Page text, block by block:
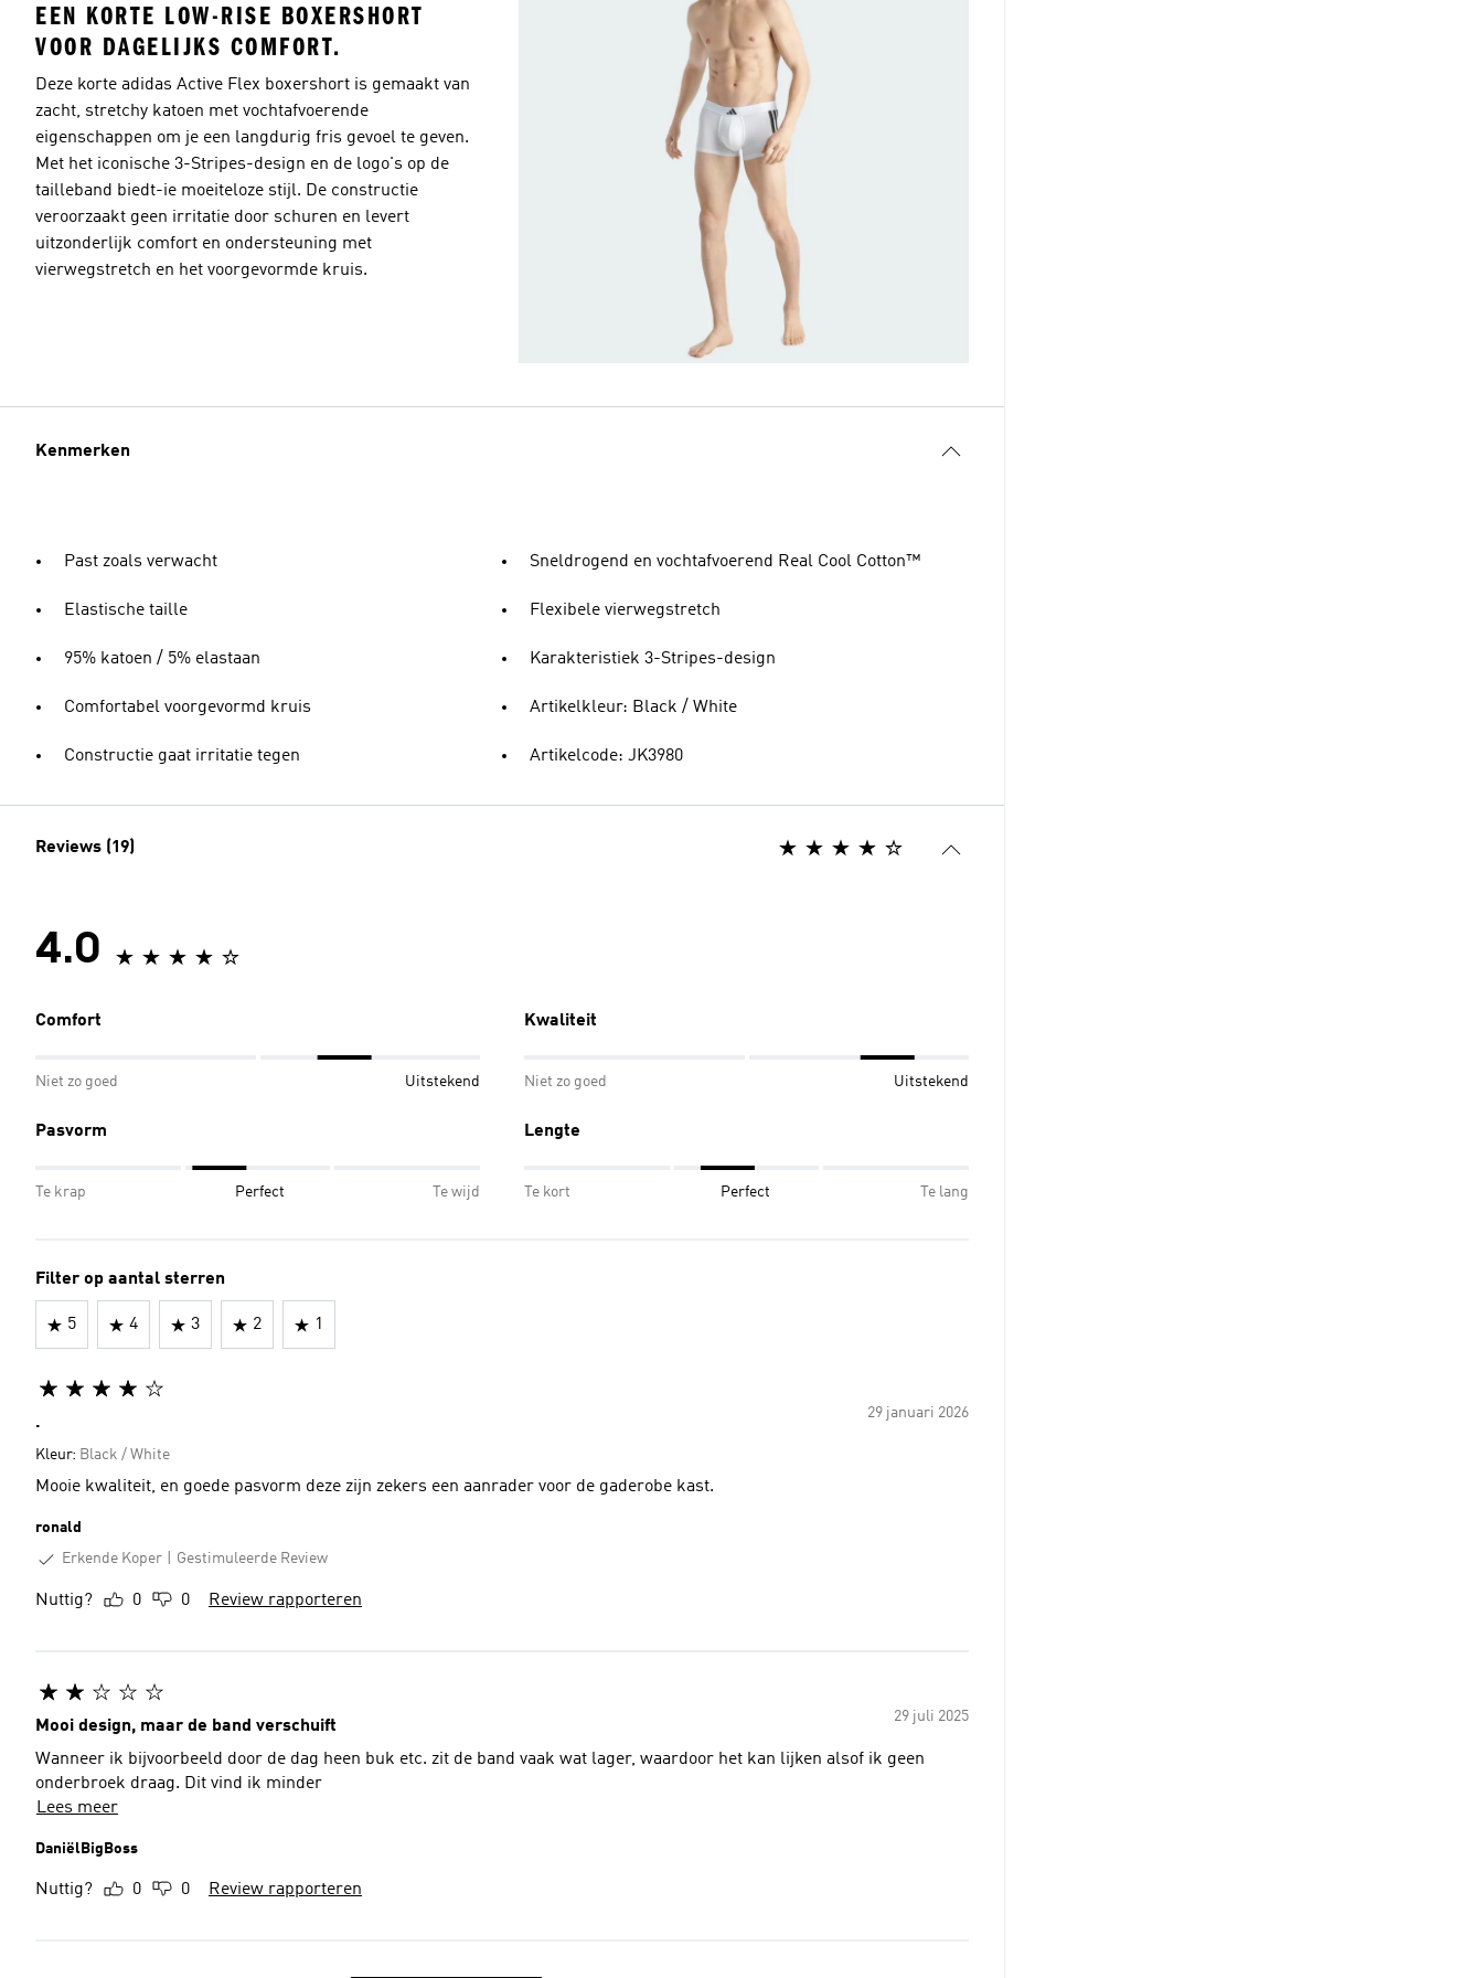
EEN KORTE LOW-RISE BOXERSHORT
VOOR DAGELIJKS COMFORT.
Deze korte adidas Active Flex boxershort is gemaakt van
zacht, stretchy katoen met vochtafvoerende
eigenschappen om je een langdurig fris gevoel te geven.
Met het iconische 3-Stripes-design en de logo's op de
tailleband biedt-ie moeiteloze stijl. De constructie
veroorzaakt geen irritatie door schuren en levert
uitzonderlijk comfort en ondersteuning met
vierwegstretch en het voorgevormde kruis.
Kenmerken
Past zoals verwacht
Elastische taille
95% katoen / 5% elastaan
Comfortabel voorgevormd kruis
Constructie gaat irritatie tegen
Sneldrogend en vochtafvoerend Real Cool Cotton™
Flexibele vierwegstretch
Karakteristiek 3-Stripes-design
Artikelkleur: Black / White
Artikelcode: JK3980
Reviews (19)
4.0
Comfort
Niet zo goed Uitstekend
Kwaliteit
Niet zo goed Uitstekend
Pasvorm
Te krap Perfect Te wijd
Lengte
Te kort Perfect Te lang
Filter op aantal sterren
5 4 3 2 1
29 januari 2026
.
Kleur: Black / White
Mooie kwaliteit, en goede pasvorm deze zijn zekers een aanrader voor de gaderobe kast.
ronald
Erkende Koper
Gestimuleerde Review
Nuttig? 0 0 Review rapporteren
29 juli 2025
Mooi design, maar de band verschuift
Wanneer ik bijvoorbeeld door de dag heen buk etc. zit de band vaak wat lager, waardoor het kan lijken alsof ik geen
onderbroek draag. Dit vind ik minder
Lees meer
DaniëlBigBoss
Nuttig? 0 0 Review rapporteren